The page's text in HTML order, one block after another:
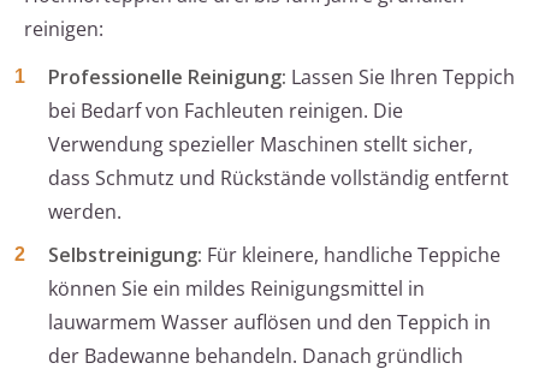
reinigen:
Professionelle Reinigung: Lassen Sie Ihren Teppich
bei Bedarf von Fachleuten reinigen. Die
Verwendung spezieller Maschinen stellt sicher,
dass Schmutz und Rückstände vollständig entfernt
werden.
Selbstreinigung: Für kleinere, handliche Teppiche
können Sie ein mildes Reinigungsmittel in
lauwarmem Wasser auflösen und den Teppich in
der Badewanne behandeln. Danach gründlich